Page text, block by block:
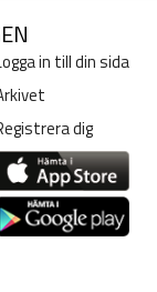
in till din sida
dig